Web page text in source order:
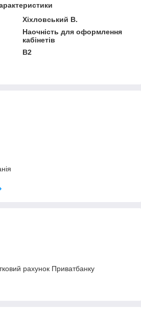
Хіхловський В.
Наочність для оформлення
кабінетів
В2
рахунок Приватбанку